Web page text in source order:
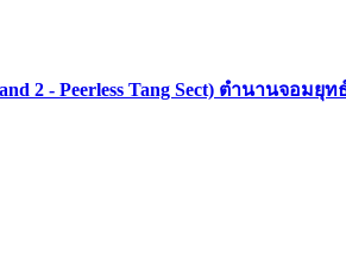
2 - Peerless Tang Sect) ตำนานจ